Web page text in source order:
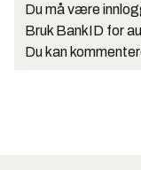
Du må være
Bruk BankID for
Du kan